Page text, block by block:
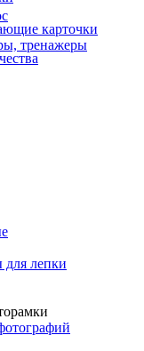
карточки
тренажеры
для лепки